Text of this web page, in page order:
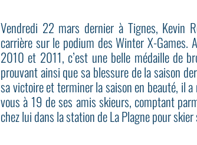
Vendredi 22 mars dernier à Tignes, Kevin
carrière sur le podium des Winter X-Games.
2010 et 2011, c’est une belle médaille de
prouvant ainsi que sa blessure de la saison
sa victoire et terminer la saison en beauté, il
vous à 19 de ses amis skieurs, comptant
chez lui dans la station de La Plagne pour